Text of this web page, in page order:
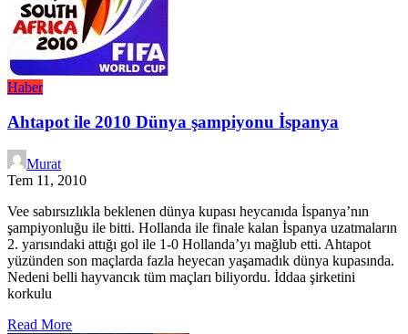
Haber
Ahtapot ile 2010 Dünya şampiyonu İspanya
Murat
Tem 11, 2010
Vee sabırsızlıkla beklenen dünya kupası heycanıda İspanya’nın
şampiyonluğu ile bitti. Hollanda ile finale kalan İspanya uzatmaların
2. yarısındaki attığı gol ile 1-0 Hollanda’yı mağlub etti. Ahtapot
yüzünden son maçlarda fazla heyecan yaşamadık dünya kupasında.
Nedeni belli hayvancık tüm maçları biliyordu. İddaa şirketini
korkulu
Read More